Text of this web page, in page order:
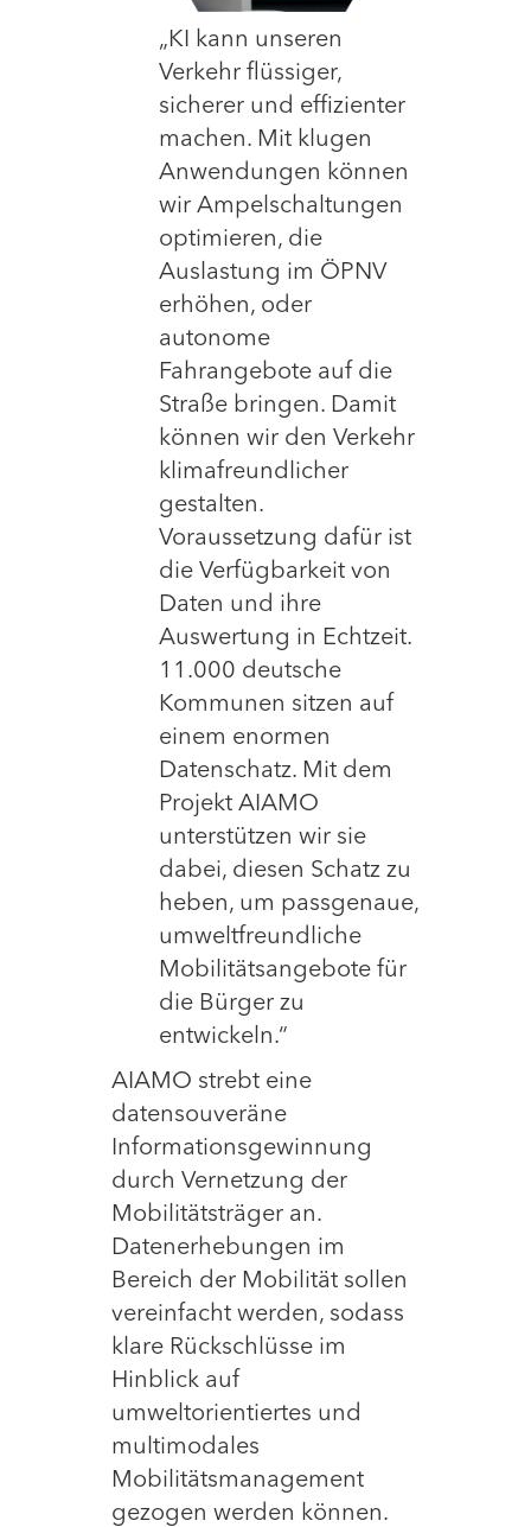
„KI kann unseren
Verkehr flüssiger,
sicherer und effizienter
machen. Mit klugen
Anwendungen können
wir Ampelschaltungen
optimieren, die
Auslastung im ÖPNV
erhöhen, oder
autonome
Fahrangebote auf die
Straße bringen. Damit
können wir den Verkehr
klimafreundlicher
gestalten.
Voraussetzung dafür ist
die Verfügbarkeit von
Daten und ihre
Auswertung in Echtzeit.
11.000 deutsche
Kommunen sitzen auf
einem enormen
Datenschatz. Mit dem
Projekt AIAMO
unterstützen wir sie
dabei, diesen Schatz zu
heben, um passgenaue,
umweltfreundliche
Mobilitätsangebote für
die Bürger zu
entwickeln.“
AIAMO strebt eine
datensouveräne
Informationsgewinnung
durch Vernetzung der
Mobilitätsträger an.
Datenerhebungen im
Bereich der Mobilität sollen
vereinfacht werden, sodass
klare Rückschlüsse im
Hinblick auf
umweltorientiertes und
multimodales
Mobilitätsmanagement
gezogen werden können.